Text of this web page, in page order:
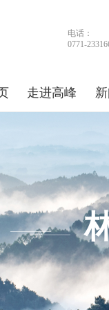
电话：
0771-
走进高峰